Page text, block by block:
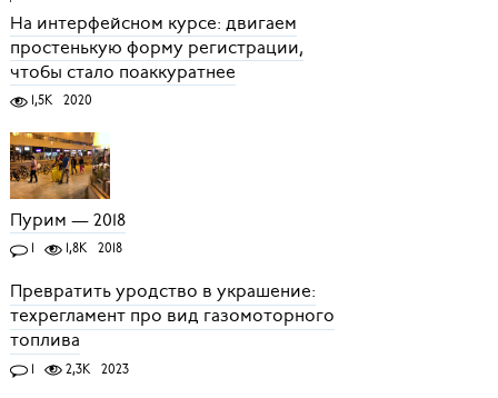
На интерфейсном курсе: двигаем
простенькую форму регистрации,
чтобы стало поаккуратнее
1,5K 2020
Пурим — 2018
1 1,8K 2018
Превратить уродство в украшение:
техрегламент про вид газомоторного
топлива
1 2,3K 2023